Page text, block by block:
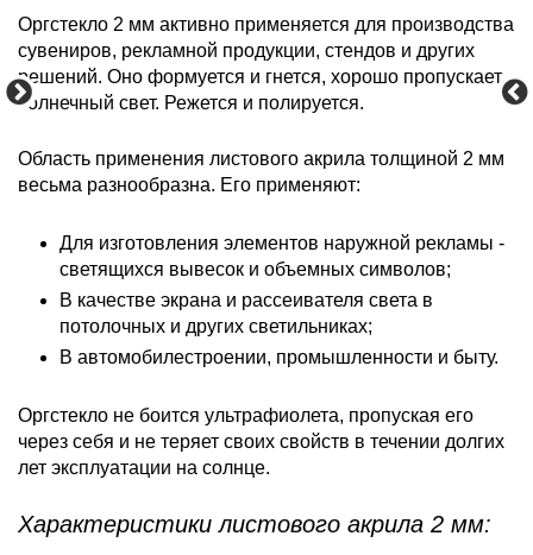
Оргстекло 2 мм активно применяется для производства
сувениров, рекламной продукции, стендов и других
решений. Оно формуется и гнется, хорошо пропускает
солнечный свет. Режется и полируется.
Область применения листового акрила толщиной 2 мм
весьма разнообразна. Его применяют:
Для изготовления элементов наружной рекламы -
светящихся вывесок и объемных символов;
В качестве экрана и рассеивателя света в
потолочных и других светильниках;
В автомобилестроении, промышленности и быту.
Оргстекло не боится ультрафиолета, пропуская его
через себя и не теряет своих свойств в течении долгих
лет эксплуатации на солнце.
Характеристики листового акрила 2 мм: